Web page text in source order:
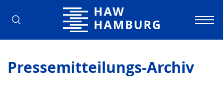
Hochschule für Angewandte
Pressemitteilungs-Archiv